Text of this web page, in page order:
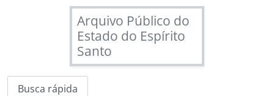
Arquivo Público do
Estado do Espírito
Santo
Busca rápida